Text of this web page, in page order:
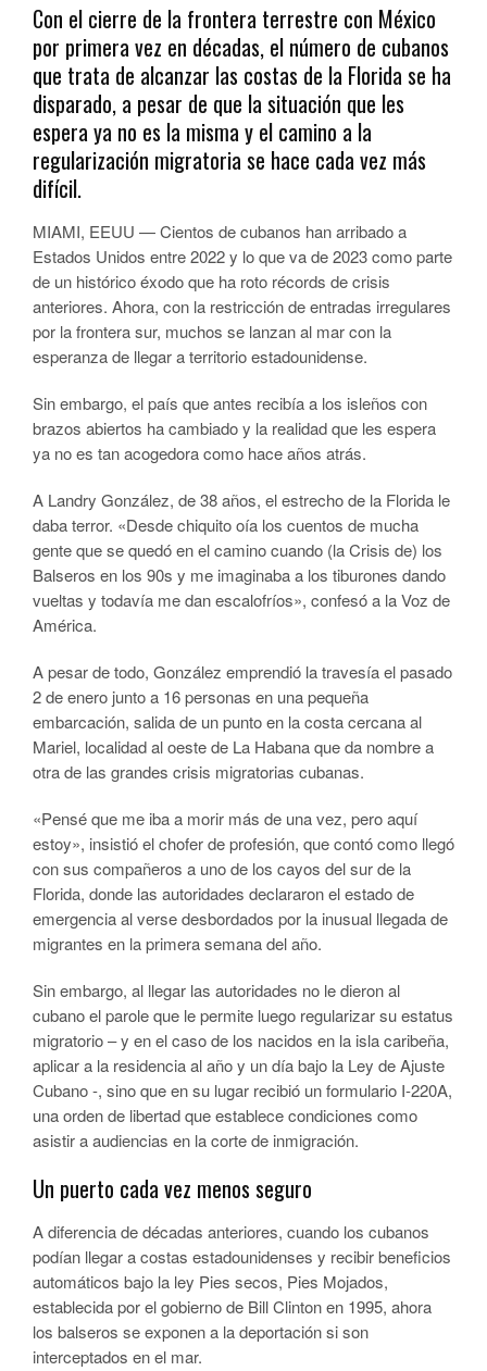
Con el cierre de la frontera terrestre con México
por primera vez en décadas, el número de cubanos
que trata de alcanzar las costas de la Florida se ha
disparado, a pesar de que la situación que les
espera ya no es la misma y el camino a la
regularización migratoria se hace cada vez más
difícil.
MIAMI, EEUU — Cientos de cubanos han arribado a
Estados Unidos entre 2022 y lo que va de 2023 como parte
de un histórico éxodo que ha roto récords de crisis
anteriores. Ahora, con la restricción de entradas irregulares
por la frontera sur, muchos se lanzan al mar con la
esperanza de llegar a territorio estadounidense.
Sin embargo, el país que antes recibía a los isleños con
brazos abiertos ha cambiado y la realidad que les espera
ya no es tan acogedora como hace años atrás.
A Landry González, de 38 años, el estrecho de la Florida le
daba terror. «Desde chiquito oía los cuentos de mucha
gente que se quedó en el camino cuando (la Crisis de) los
Balseros en los 90s y me imaginaba a los tiburones dando
vueltas y todavía me dan escalofríos», confesó a la Voz de
América.
A pesar de todo, González emprendió la travesía el pasado
2 de enero junto a 16 personas en una pequeña
embarcación, salida de un punto en la costa cercana al
Mariel, localidad al oeste de La Habana que da nombre a
otra de las grandes crisis migratorias cubanas.
«Pensé que me iba a morir más de una vez, pero aquí
estoy», insistió el chofer de profesión, que contó como llegó
con sus compañeros a uno de los cayos del sur de la
Florida, donde las autoridades declararon el estado de
emergencia al verse desbordados por la inusual llegada de
migrantes en la primera semana del año.
Sin embargo, al llegar las autoridades no le dieron al
cubano el parole que le permite luego regularizar su estatus
migratorio – y en el caso de los nacidos en la isla caribeña,
aplicar a la residencia al año y un día bajo la Ley de Ajuste
Cubano -, sino que en su lugar recibió un formulario I-220A,
una orden de libertad que establece condiciones como
asistir a audiencias en la corte de inmigración.
Un puerto cada vez menos seguro
A diferencia de décadas anteriores, cuando los cubanos
podían llegar a costas estadounidenses y recibir beneficios
automáticos bajo la ley Pies secos, Pies Mojados,
establecida por el gobierno de Bill Clinton en 1995, ahora
los balseros se exponen a la deportación si son
interceptados en el mar.